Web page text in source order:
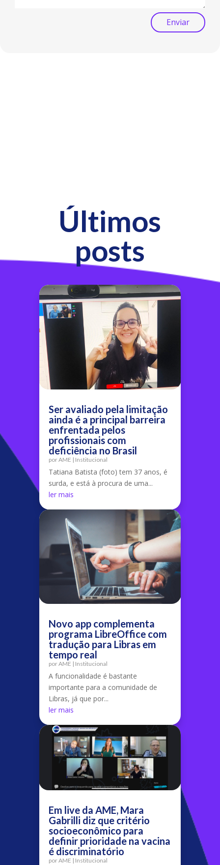
Enviar
Últimos
posts
Ser avaliado pela limitação
ainda é a principal barreira
enfrentada pelos
profissionais com
deficiência no Brasil
porAME | Institucional
Tatiana Batista (foto) tem 37 anos, é
surda, e está à procura de uma...
ler mais
Novo app complementa
programa LibreOffice com
tradução para Libras em
tempo real
porAME | Institucional
A funcionalidade é bastante
importante para a comunidade de
Libras, já que por...
ler mais
Em live da AME, Mara
Gabrilli diz que critério
socioeconômico para
definir prioridade na vacina
é discriminatório
porAME | Institucional